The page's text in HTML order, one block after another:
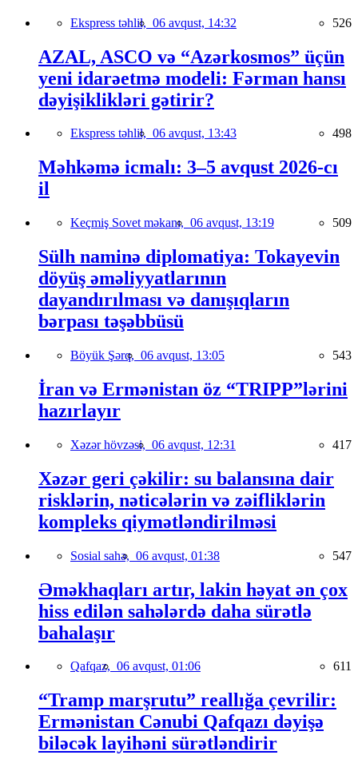
Ekspress təhlil, 06 avqust, 14:32 526
AZAL, ASCO və “Azərkosmos” üçün
yeni idarəetmə modeli: Fərman hansı
dəyişiklikləri gətirir?
Ekspress təhlil, 06 avqust, 13:43 498
Məhkəmə icmalı: 3–5 avqust 2026-cı
il
Keçmiş Sovet məkanı, 06 avqust, 13:19 509
Sülh naminə diplomatiya: Tokayevin
döyüş əməliyyatlarının
dayandırılması və danışıqların
bərpası təşəbbüsü
Böyük Şərq, 06 avqust, 13:05 543
İran və Ermənistan öz “TRIPP”lərini
hazırlayır
Xəzər hövzəsi, 06 avqust, 12:31 417
Xəzər geri çəkilir: su balansına dair
risklərin, nəticələrin və zəifliklərin
kompleks qiymətləndirilməsi
Sosial sahə, 06 avqust, 01:38 547
Əməkhaqları artır, lakin həyat ən çox
hiss edilən sahələrdə daha sürətlə
bahalaşır
Qafqaz, 06 avqust, 01:06 611
“Tramp marşrutu” reallığa çevrilir:
Ermənistan Cənubi Qafqazı dəyişə
biləcək layihəni sürətləndirir